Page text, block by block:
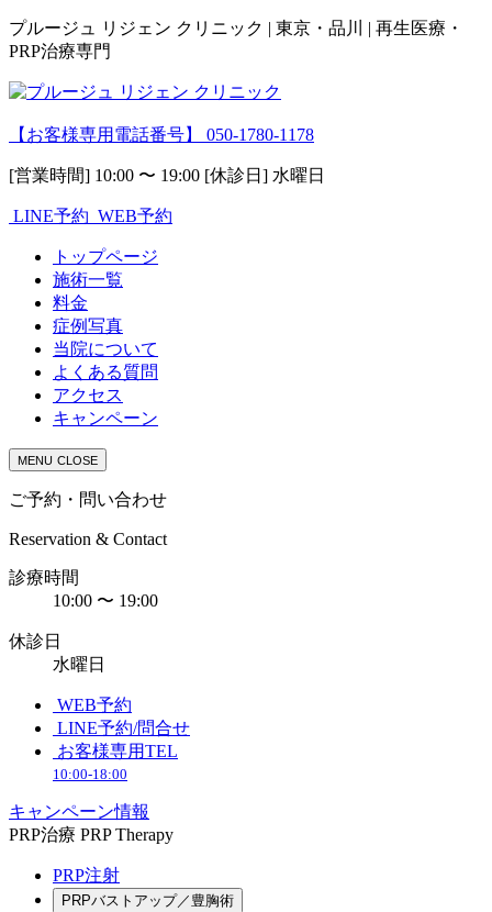
プルージュ リジェン クリニック | 東京・品川 | 再生医療・
PRP治療専門
【お客様専用電話番号】 050-1780-1178
[営業時間] 10:00 〜 19:00 [休診日] 水曜日
LINE予約 WEB予約
トップページ
施術一覧
料金
症例写真
当院について
よくある質問
アクセス
キャンペーン
MENU CLOSE
ご予約・問い合わせ
Reservation & Contact
診療時間
10:00 〜 19:00
休診日
水曜日
WEB予約
LINE予約/問合せ
お客様専用TEL
10:00-18:00
キャンペーン情報
PRP治療 PRP Therapy
PRP注射
PRPバストアップ／豊胸術